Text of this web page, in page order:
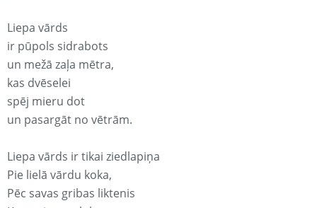
Liepa vārds
ir pūpols sidrabots
un mežā zaļa mētra,
kas dvēselei
spēj mieru dot
un pasargāt no vētrām.
Liepa vārds ir tikai ziedlapiņa
Pie lielā vārdu koka,
Pēc savas gribas liktenis